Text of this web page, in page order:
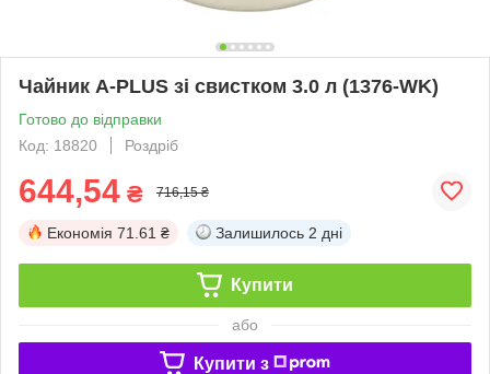
Чайник A-PLUS зі свистком 3.0 л (1376-WK)
Готово до відправки
Код: 18820
Роздріб
644,54 ₴ 716,15 ₴
Економія 71.61 ₴ Залишилось 2 дні
Купити
або
Купити з